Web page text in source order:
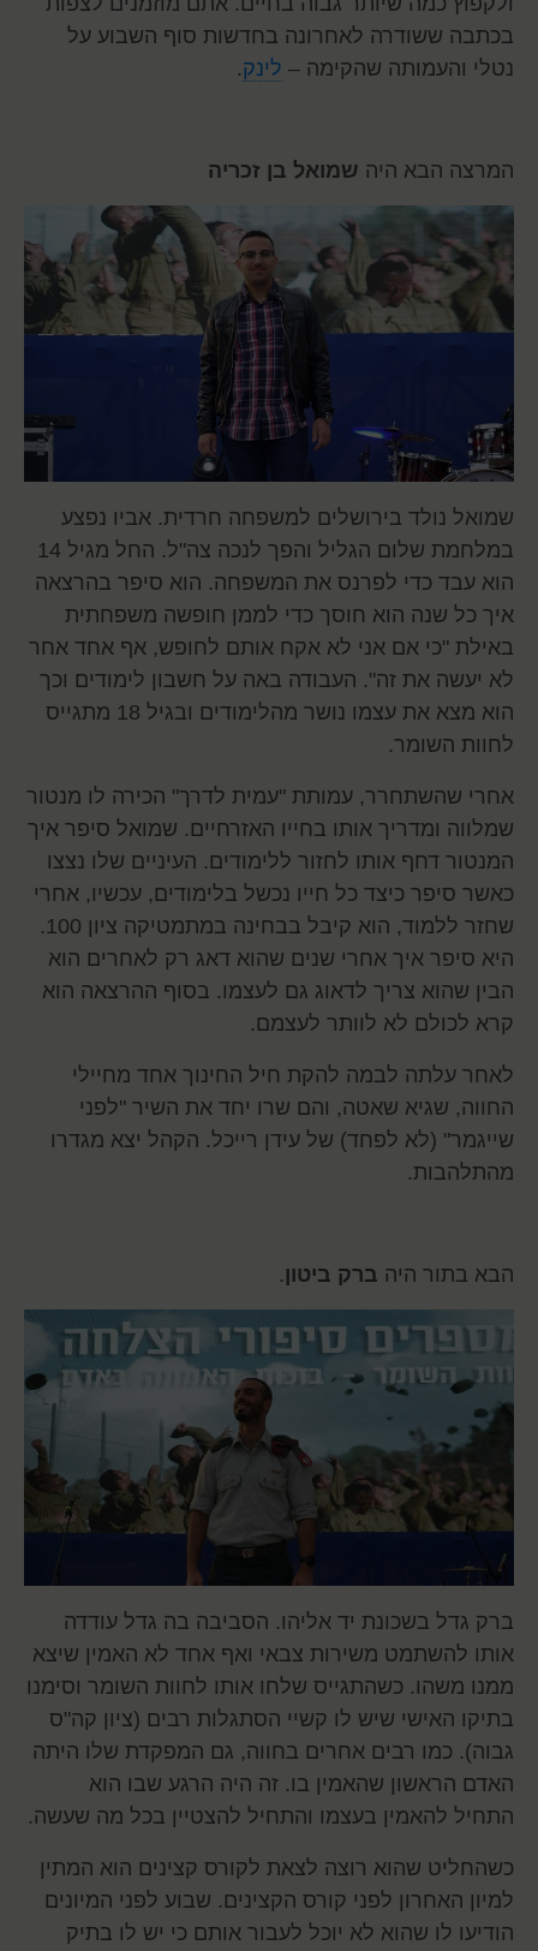
בכתבה ששודרה לאחרונה בחדשות סוף השבוע על
נטלי והעמותה שהקימה – לינק.
המרצה הבא היה שמואל בן זכריה
שמואל נולד בירושלים למשפחה חרדית. אביו נפצע
במלחמת שלום הגליל והפך לנכה צה"ל. החל מגיל 14
הוא עבד כדי לפרנס את המשפחה. הוא סיפר בהרצאה
איך כל שנה הוא חוסך כדי לממן חופשה משפחתית
באילת "כי אם אני לא אקח אותם לחופש, אף אחד אחר
לא יעשה את זה". העבודה באה על חשבון לימודים וכך
הוא מצא את עצמו נושר מהלימודים ובגיל 18 מתגייס
לחוות השומר.
אחרי שהשתחרר, עמותת "עמית לדרך" הכירה לו מנטור
שמלווה ומדריך אותו בחייו האזרחיים. שמואל סיפר איך
המנטור דחף אותו לחזור ללימודים. העיניים שלו נצצו
כאשר סיפר כיצד כל חייו נכשל בלימודים, עכשיו, אחרי
שחזר ללמוד, הוא קיבל בבחינה במתמטיקה ציון 100.
היא סיפר איך אחרי שנים שהוא דאג רק לאחרים הוא
הבין שהוא צריך לדאוג גם לעצמו. בסוף ההרצאה הוא
קרא לכולם לא לוותר לעצמם.
לאחר עלתה לבמה להקת חיל החינוך אחד מחיילי
החווה, שגיא שאטה, והם שרו יחד את השיר "לפני
שייגמר" (לא לפחד) של עידן רייכל. הקהל יצא מגדרו
מהתלהבות.
הבא בתור היה ברק ביטון .
ברק גדל בשכונת יד אליהו. הסביבה בה גדל עודדה
אותו להשתמט משירות צבאי ואף אחד לא האמין שיצא
ממנו משהו. כשהתגייס שלחו אותו לחוות השומר וסימנו
בתיקו האישי שיש לו קשיי הסתגלות רבים (ציון קה"ס
גבוה). כמו רבים אחרים בחווה, גם המפקדת שלו היתה
האדם הראשון שהאמין בו. זה היה הרגע שבו הוא
התחיל להאמין בעצמו והתחיל להצטיין בכל מה שעשה.
כשהחליט שהוא רוצה לצאת לקורס קצינים הוא המתין
למיון האחרון לפני קורס הקצינים. שבוע לפני המיונים
הודיעו לו שהוא לא יוכל לעבור אותם כי יש לו בתיק